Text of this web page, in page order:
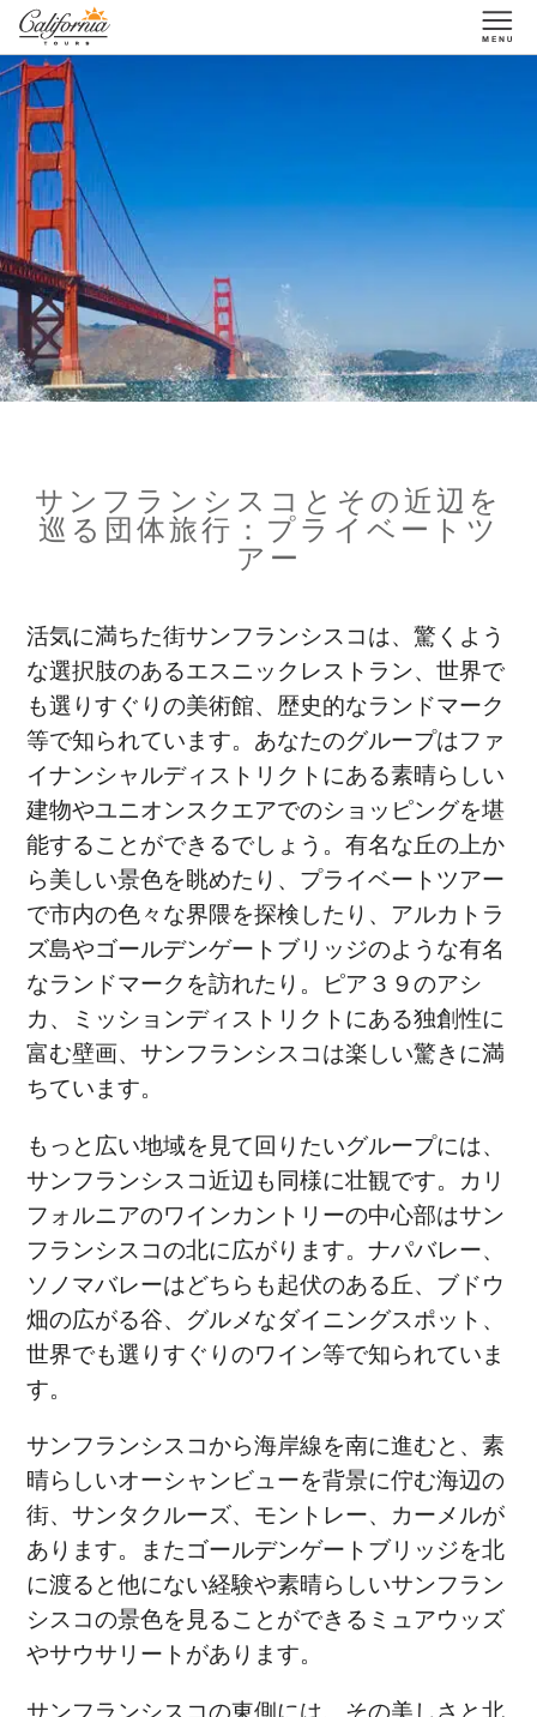
サンフランシスコとその近辺を
巡る団体旅行：プライベートツ
アー
活気に満ちた街サンフランシスコは、驚くよう
な選択肢のあるエスニックレストラン、世界で
も選りすぐりの美術館、歴史的なランドマーク
等で知られています。あなたのグループはファ
イナンシャルディストリクトにある素晴らしい
建物やユニオンスクエアでのショッピングを堪
能することができるでしょう。有名な丘の上か
ら美しい景色を眺めたり、プライベートツアー
で市内の色々な界隈を探検したり、アルカトラ
ズ島やゴールデンゲートブリッジのような有名
なランドマークを訪れたり。ピア３９のアシ
カ、ミッションディストリクトにある独創性に
富む壁画、サンフランシスコは楽しい驚きに満
ちています。
もっと広い地域を見て回りたいグループには、
サンフランシスコ近辺も同様に壮観です。カリ
フォルニアのワインカントリーの中心部はサン
フランシスコの北に広がります。ナパバレー、
ソノマバレーはどちらも起伏のある丘、ブドウ
畑の広がる谷、グルメなダイニングスポット、
世界でも選りすぐりのワイン等で知られていま
す。
サンフランシスコから海岸線を南に進むと、素
晴らしいオーシャンビューを背景に佇む海辺の
街、サンタクルーズ、モントレー、カーメルが
あります。またゴールデンゲートブリッジを北
に渡ると他にない経験や素晴らしいサンフラン
シスコの景色を見ることができるミュアウッズ
やサウサリートがあります。